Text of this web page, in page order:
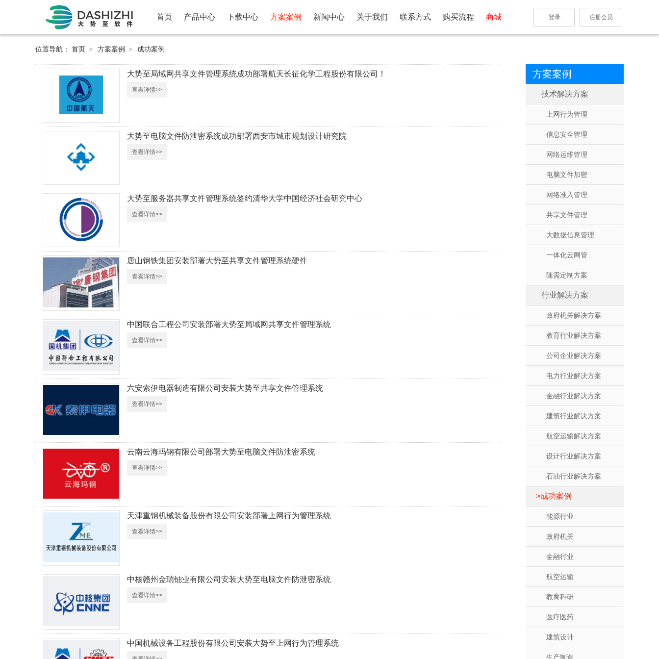
首页 产品中心 下载中心 方案案例 新闻中心 关于我们 联系方式 购买流程 商城 登录 注册会员
位置导航： 首页 > 方案案例 > 成功案例
方案案例
技术解决方案
上网行为管理
信息安全管理
网络运维管理
电脑文件加密
网络准入管理
共享文件管理
大数据信息管理
一体化云网管
随需定制方案
行业解决方案
政府机关解决方案
教育行业解决方案
公司企业解决方案
电力行业解决方案
金融行业解决方案
建筑行业解决方案
航空运输解决方案
设计行业解决方案
石油行业解决方案
成功案例
能源行业
政府机关
金融行业
航空运输
教育科研
医疗医药
建筑设计
生产制造
大势至局域网共享文件管理系统成功部署航天长征化学工程股份有限公司！
查看详情>>
大势至电脑文件防泄密系统成功部署西安市城市规划设计研究院
查看详情>>
大势至服务器共享文件管理系统签约清华大学中国经济社会研究中心
查看详情>>
唐山钢铁集团安装部署大势至共享文件管理系统硬件
查看详情>>
中国联合工程公司安装部署大势至局域网共享文件管理系统
查看详情>>
六安索伊电器制造有限公司安装大势至共享文件管理系统
查看详情>>
云南云海玛钢有限公司部署大势至电脑文件防泄密系统
查看详情>>
天津重钢机械装备股份有限公司安装部署上网行为管理系统
查看详情>>
中核赣州金瑞铀业有限公司安装大势至电脑文件防泄密系统
查看详情>>
中国机械设备工程股份有限公司安装大势至上网行为管理系统